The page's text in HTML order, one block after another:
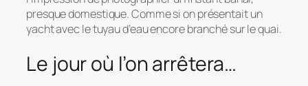
presque domestique. Comme si on présentait un
yacht avec le tuyau d’eau encore branché sur le quai.
Le jour où l’on arrêtera…